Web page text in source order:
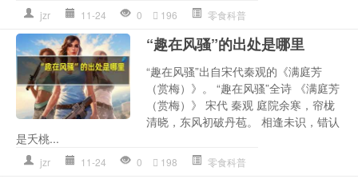
jzr 11-24 0 196 零食科普
“趣在风骚”的出处是哪里
“趣在风骚”出自宋代秦观的《满庭芳
（赏梅）》。 “趣在风骚”全诗 《满庭芳
（赏梅）》 宋代 秦观 庭院余寒，帘栊
清晓，东风初破丹苞。 相逢未识，错认
是夭桃...
jzr 11-24 0 198 零食科普